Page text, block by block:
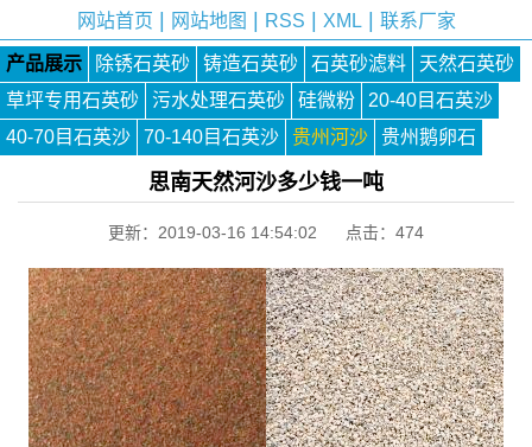
网站首页 网站地图 RSS XML| 联系厂家
产品展示 除锈石英砂 铸造石英砂 石英砂滤料
天然石英砂
草坪专用石英砂
污水处理石英砂 硅微粉
20-40目石英沙
40-70目石英沙
70-140目石英沙 贵州河沙 贵州鹅卵石
思南天然河沙多少钱一吨
更新：2019-03-16 14:54:02 点击： 474